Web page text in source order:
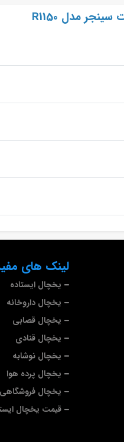
لینک های
یخچال ایستاده
یخچال داروخانه
یخچال قصابی
یخچال قنادی
یخچال نوشابه
یخچال پرده هوا
یخچال فروشگاهی
قیمت یخچال